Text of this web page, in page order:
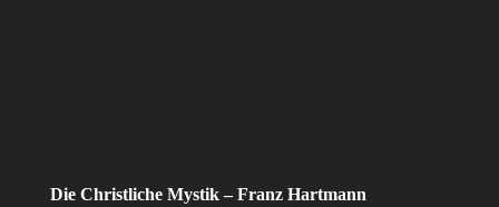
Die Christliche Mystik – Franz Hartmann